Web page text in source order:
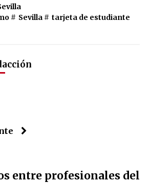
# Sevilla# tarjeta de estudiante
entre profesionales del